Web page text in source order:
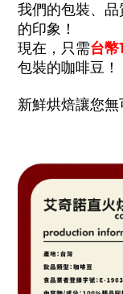
我們的包裝、
的印象！
現在，只需台幣
包裝的咖啡豆！
新鮮烘焙讓您無